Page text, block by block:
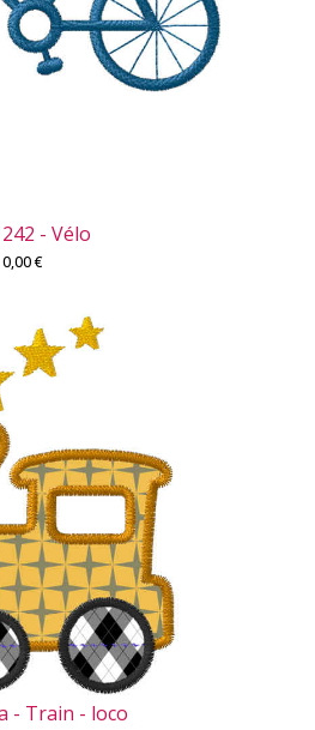
242 - Vélo
0,00€
- Train - loco